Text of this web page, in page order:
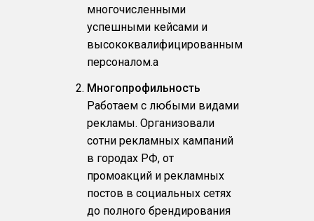
многочисленными
успешными кейсами и
высококвалифицированным
персоналом.a
Многопрофильность
Работаем с любыми видами
рекламы. Организовали
сотни рекламных кампаний
в городах РФ, от
промоакций и рекламных
постов в социальных сетях
до полного брендирования